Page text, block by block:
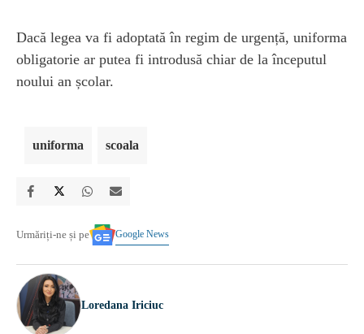
Dacă legea va fi adoptată în regim de urgență, uniforma
obligatorie ar putea fi introdusă chiar de la începutul
noului an școlar.
uniforma scoala
Urmăriți-ne și pe Google News
Loredana Iriciuc